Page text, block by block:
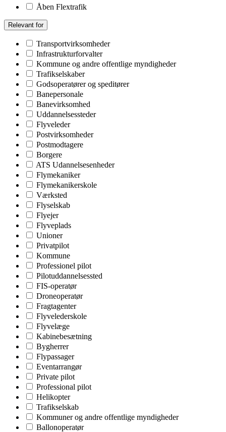
Åben Flextrafik
Relevant for
Transportvirksomheder
Infrastrukturforvalter
Kommune og andre offentlige myndigheder
Trafikselskaber
Godsoperatører og speditører
Banepersonale
Banevirksomhed
Uddannelsessteder
Flyveleder
Postvirksomheder
Postmodtagere
Borgere
ATS Udannelsesenheder
Flymekaniker
Flymekanikerskole
Værksted
Flyselskab
Flyejer
Flyveplads
Unioner
Privatpilot
Kommune
Professionel pilot
Pilotuddannelsessted
FIS-operatør
Droneoperatør
Fragtagenter
Flyvelederskole
Flyvelæge
Kabinebesætning
Bygherrer
Flypassager
Eventarrangør
Private pilot
Professional pilot
Helikopter
Trafikselskab
Kommuner og andre offentlige myndigheder
Ballonoperatør